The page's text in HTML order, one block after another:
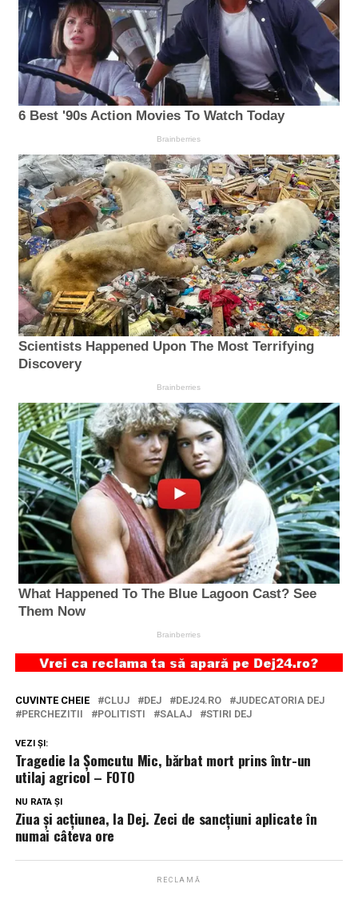
CUVINTE CHEIE CLUJ DEJ DEJ24.RO
JUDECATORIA DEJ
PERCHEZITII
POLITISTI SALAJ STIRI DEJ
VEZI ȘI:
Tragedie la Șomcutu Mic, bărbat mort prins într-un
utilaj agricol – FOTO
NU RATA ȘI
Ziua și acțiunea, la Dej. Zeci de sancțiuni aplicate în
numai câteva ore
RECLAMĂ